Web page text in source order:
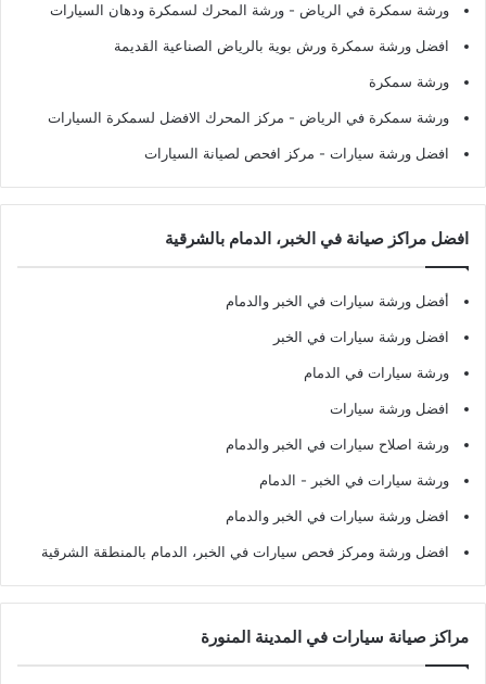
ورشة سمكرة في الرياض - ورشة المحرك لسمكرة ودهان السيارات
افضل ورشة سمكرة ورش بوية بالرياض الصناعية القديمة
ورشة سمكرة
ورشة سمكرة في الرياض - مركز المحرك الافضل لسمكرة السيارات
افضل ورشة سيارات - مركز افحص لصيانة السيارات
افضل مراكز صيانة في الخبر، الدمام بالشرقية
أفضل ورشة سيارات في الخبر والدمام
افضل ورشة سيارات في الخبر
ورشة سيارات في الدمام
افضل ورشة سيارات
ورشة اصلاح سيارات في الخبر والدمام
ورشة سيارات في الخبر - الدمام
افضل ورشة سيارات في الخبر والدمام
افضل ورشة ومركز فحص سيارات في الخبر، الدمام بالمنطقة الشرقية
مراكز صيانة سيارات في المدينة المنورة